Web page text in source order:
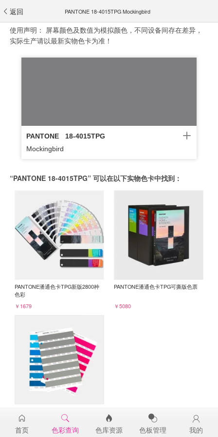
返回 PANTONE 18-4015TPG Mockingbird
使用声明： 屏幕颜色及数值为模拟颜色，不同设备间存在差异，
实际生产请以最新实物色卡为准！
PANTONE
18-4015TPG
Mockingbird
“PANTONE 18-4015TPG” 可以在以下实物色卡中找到：
PANTONE潘通色卡TPG新版2800种
色彩
￥1679
PANTONE潘通色卡TPG可撕版色票
￥5080
18-4015TPG
￥98
首页 色彩查询 色库资源 色板管理 我的